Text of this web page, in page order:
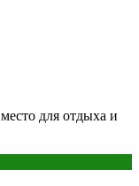
для отдыха и